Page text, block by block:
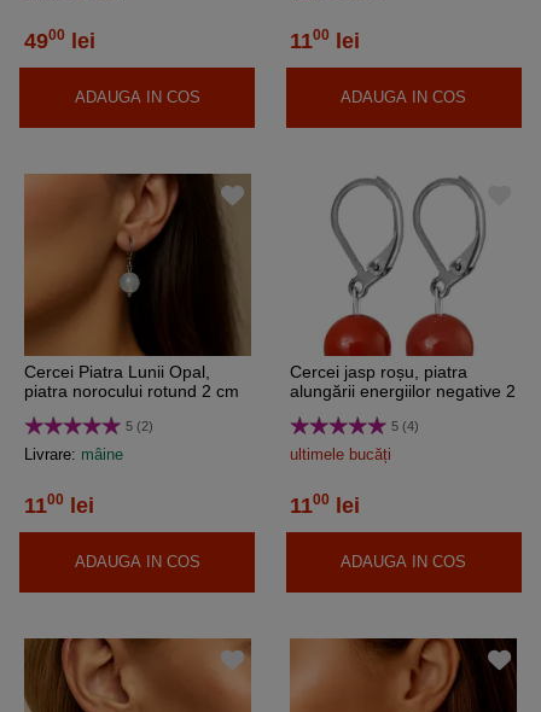
4900 lei
ADAUGA IN COS
1100 lei
ADAUGA IN COS
Cercei Piatra Lunii Opal,
piatra norocului rotund 2 cm
5 (2)
Livrare: mâine
1100 lei
ADAUGA IN COS
Cercei jasp roșu, piatra
alungării energiilor negative 2
5 (4)
ultimele bucăți
1100 lei
ADAUGA IN COS